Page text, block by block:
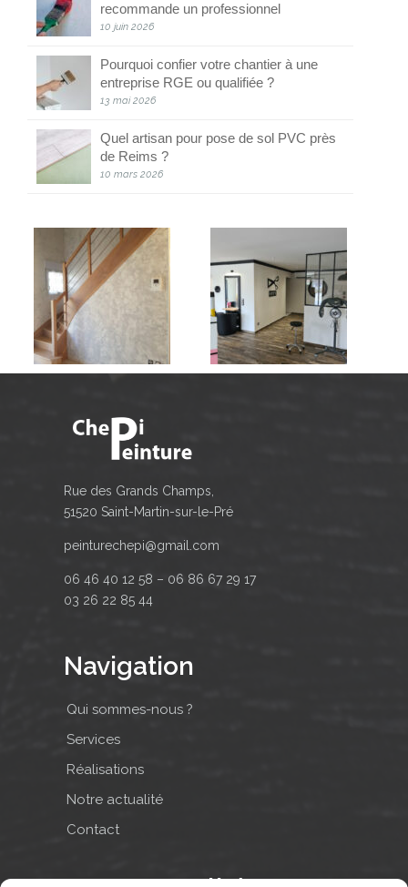
recommande un professionnel
10 juin 2026
Pourquoi confier votre chantier à une
entreprise RGE ou qualifiée ?
13 mai 2026
Quel artisan pour pose de sol PVC près
de Reims ?
10 mars 2026
Rue des Grands Champs,
51520 Saint-Martin-sur-le-Pré
peinturechepi@gmail.com
06 46 40 12 58 – 06 86 67 29 17
03 26 22 85 44
Navigation
Qui sommes-nous ?
Services
Réalisations
Notre actualité
Contact